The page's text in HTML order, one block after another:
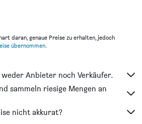
daran, genaue Preise zu erhalten, jedoch
übernommen.
Anbieter noch Verkäufer.
sammeln riesige Mengen an
nicht akkurat?